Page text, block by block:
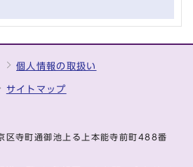
個人情報の取扱い
サイトマップ
寺町通御池上る上本能寺前町488番